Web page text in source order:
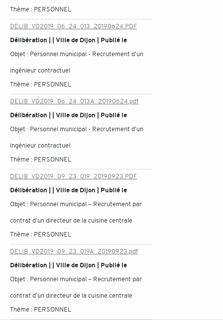
Thème : PERSONNEL
DELIB_VD2019_06_24_013_20190624.PDF
Délibération | | Ville de Dijon | Publié le
Objet : Personnel municipal - Recrutement d'un
ingénieur contractuel
Thème : PERSONNEL
DELIB_VD2019_06_24_013A_20190624.pdf
Délibération | | Ville de Dijon | Publié le
Objet : Personnel municipal - Recrutement d'un
ingénieur contractuel
Thème : PERSONNEL
DELIB_VD2019_09_23_019_20190923.PDF
Délibération | | Ville de Dijon | Publié le
Objet : Personnel municipal – Recrutement par
contrat d'un directeur de la cuisine centrale
Thème : PERSONNEL
DELIB_VD2019_09_23_019A_20190923.pdf
Délibération | | Ville de Dijon | Publié le
Objet : Personnel municipal – Recrutement par
contrat d'un directeur de la cuisine centrale
Thème : PERSONNEL